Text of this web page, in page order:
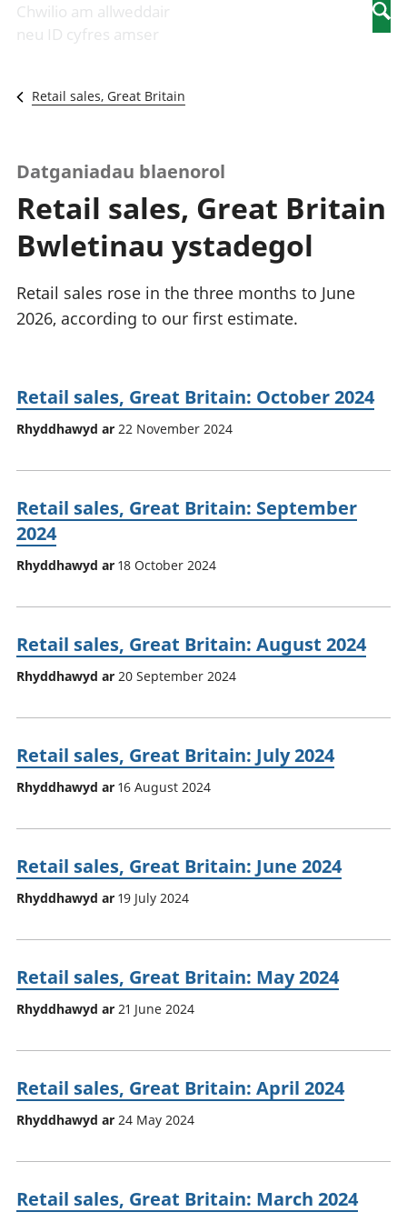
Newidiadau i
fusnesau
Diwydiant
a'r rhyngrwyd
Y diwydiant
gweithgynhyrchu
a chynhyrchu
Y diwydiant
manwethu
twristiaeth
Domestig Gros
(CDG)
Gwerth
Ychwanegol Gros
Mynegeion
chwyddiant a
Buddsoddiadau,
pensiynau ac
rhanbarthol
mewn
gwaith
Chwilio am allweddair
neu ID cyfres amser
Retail sales, Great Britain
Datganiadau blaenorol
Retail sales, Great Britain
Bwletinau ystadegol
Retail sales rose in the three months to June
2026, according to our first estimate.
Retail sales, Great Britain: October 2024
Rhyddhawyd ar 22 November 2024
Retail sales, Great Britain: September
2024
Rhyddhawyd ar 18 October 2024
Retail sales, Great Britain: August 2024
Rhyddhawyd ar 20 September 2024
Retail sales, Great Britain: July 2024
Rhyddhawyd ar 16 August 2024
Retail sales, Great Britain: June 2024
Rhyddhawyd ar 19 July 2024
Retail sales, Great Britain: May 2024
Rhyddhawyd ar 21 June 2024
Retail sales, Great Britain: April 2024
Rhyddhawyd ar 24 May 2024
Retail sales, Great Britain: March 2024